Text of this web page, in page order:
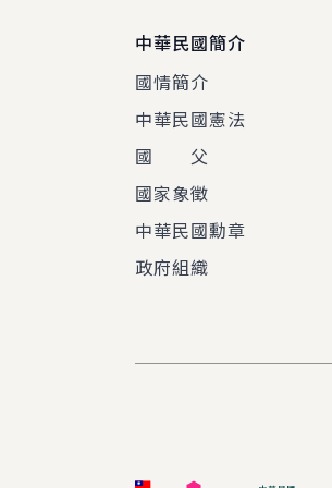
中華民國簡介
國情簡介
中華民國憲法
國 父
國家象徵
中華民國勳章
政府組織